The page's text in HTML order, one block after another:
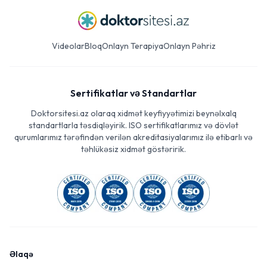
VideolarBloqOnlayn TerapiyaOnlayn Pəhriz
Sertifikatlar və Standartlar
Doktorsitesi.az olaraq xidmət keyfiyyətimizi beynəlxalq
standartlarla təsdiqləyirik. ISO sertifikatlarımız və dövlət
qurumlarımız tərəfindən verilən akreditasiyalarımız ilə etibarlı və
təhlükəsiz xidmət göstəririk.
Əlaqə